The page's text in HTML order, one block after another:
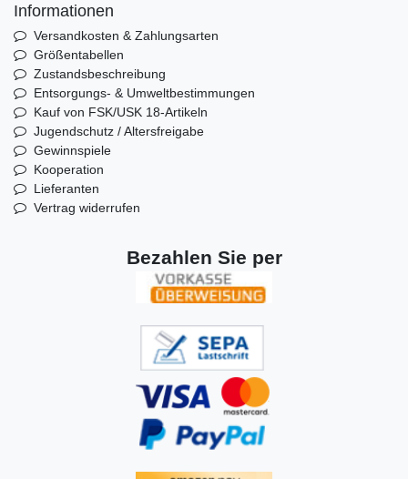
Informationen
Versandkosten & Zahlungsarten
Größentabellen
Zustandsbeschreibung
Entsorgungs- & Umweltbestimmungen
Kauf von FSK/USK 18-Artikeln
Jugendschutz / Altersfreigabe
Gewinnspiele
Kooperation
Lieferanten
Vertrag widerrufen
Bezahlen Sie per